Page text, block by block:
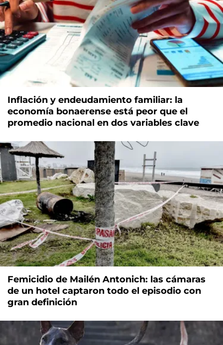
Inflación y endeudamiento familiar: la
economía bonaerense está peor que el
promedio nacional en dos variables clave
Femicidio de Mailén Antonich: las cámaras
de un hotel captaron todo el episodio con
gran definición